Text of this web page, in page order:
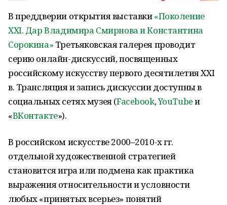
В преддверии открытия выставки«Поколение
XXI. Дар Владимира Смирнова и Константина
Сорокина» Третьяковская галерея проводит
серию онлайн-дискуссий, посвященных
российскому искусству первого десятилетия XXI
в. Трансляция и запись дискуссии доступны в
социальных сетях музея (Facebook,YouTubeи
«ВКонтакте»).
В российском искусстве 2000–2010-х гг.
отдельной художественной стратегией
становится игра или подмена как практика
выражения относительности и условности
любых «принятых всерьез» понятий